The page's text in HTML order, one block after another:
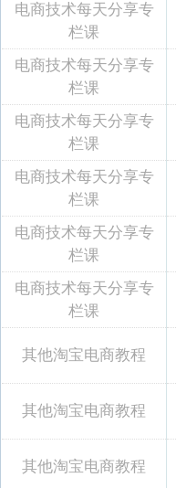
电商技术每天分享专
栏课
电商技术每天分享专
栏课
电商技术每天分享专
栏课
电商技术每天分享专
栏课
电商技术每天分享专
栏课
电商技术每天分享专
栏课
其他淘宝电商教程
其他淘宝电商教程
其他淘宝电商教程